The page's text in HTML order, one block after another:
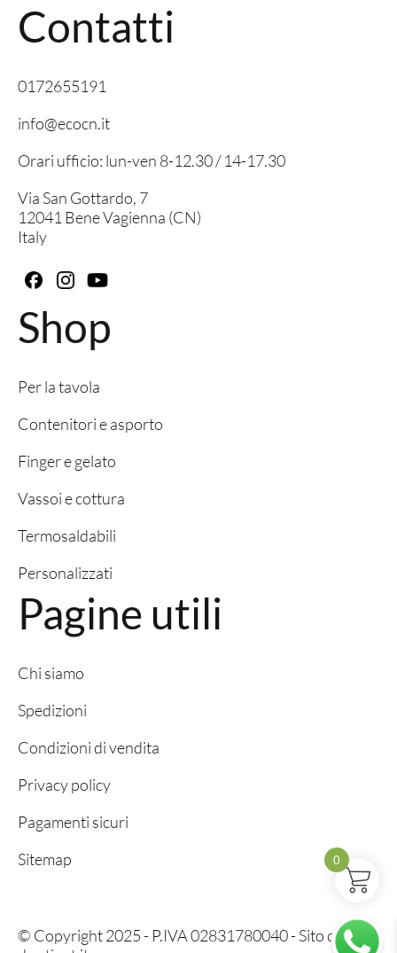
Contatti
0172655191
info@ecocn.it
Orari ufficio: lun-ven 8-12.30 / 14-17.30
Via San Gottardo, 7
12041 Bene Vagienna (CN)
Italy
Shop
Per la tavola
Contenitori e asporto
Finger e gelato
Vassoi e cottura
Termosaldabili
Personalizzati
Pagine utili
Chi siamo
Spedizioni
Condizioni di vendita
Privacy policy
Pagamenti sicuri
Sitemap
© Copyright 2025 - P.IVA 02831780040 - Sito creato
0